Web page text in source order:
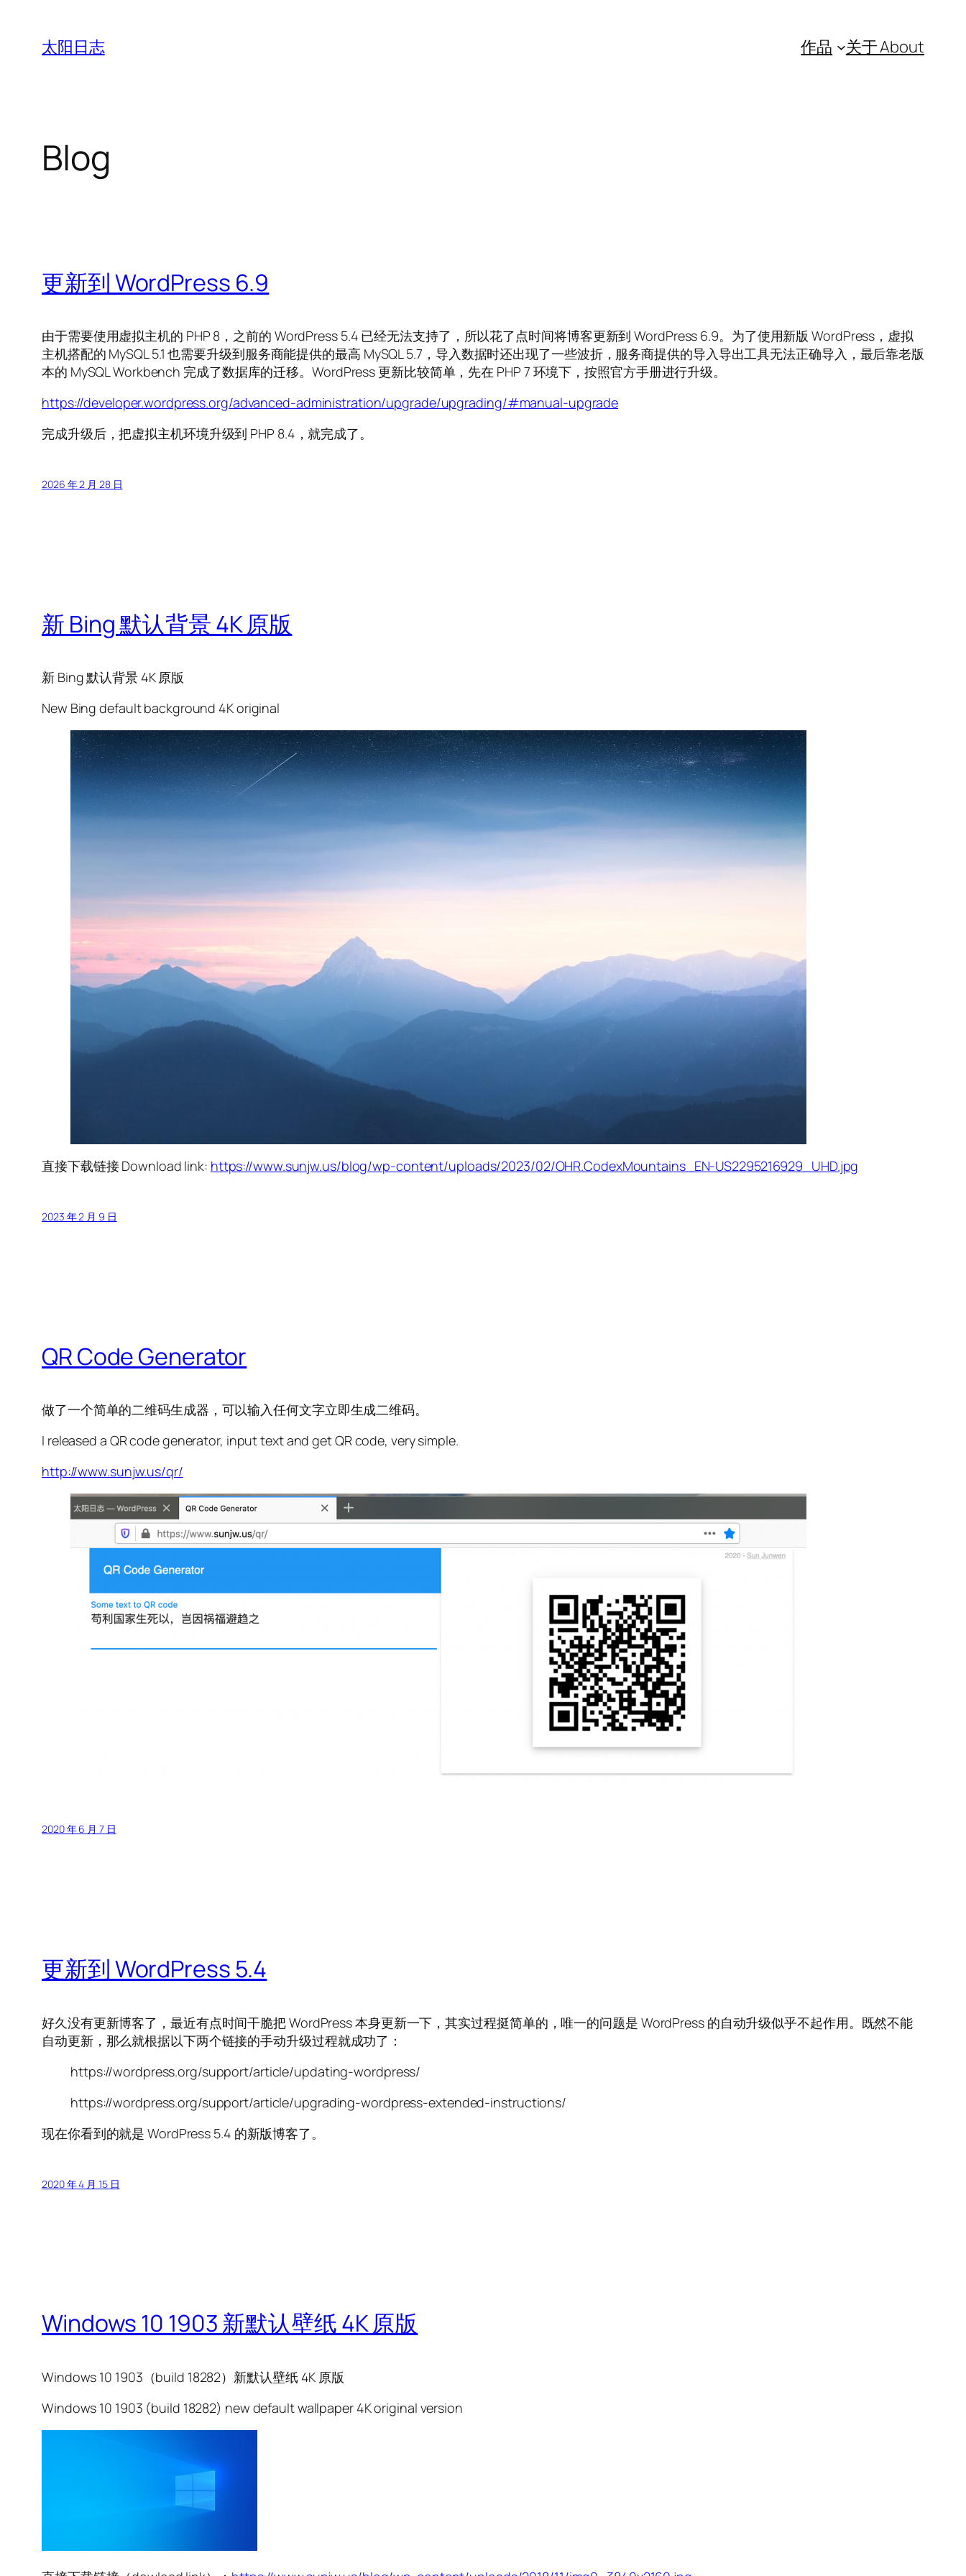
太阳日志 作品 关于 About
Blog
更新到 WordPress 6.9
由于需要使用虚拟主机的 PHP 8，之前的 WordPress 5.4 已经无法支持了，所以花了点时间将博客更新到 WordPress 6.9。为了使用新版 WordPress，虚拟
主机搭配的 MySQL 5.1 也需要升级到服务商能提供的最高 MySQL 5.7，导入数据时还出现了一些波折，服务商提供的导入导出工具无法正确导入，最后靠老版
本的 MySQL Workbench 完成了数据库的迁移。WordPress 更新比较简单，先在 PHP 7 环境下，按照官方手册进行升级。
https://developer.wordpress.org/advanced-administration/upgrade/upgrading/#manual-upgrade
完成升级后，把虚拟主机环境升级到 PHP 8.4，就完成了。
2026 年 2 月 28 日
新 Bing 默认背景 4K 原版
新 Bing 默认背景 4K 原版
New Bing default background 4K original
直接下载链接 Download link: https://www.sunjw.us/blog/wp-content/uploads/2023/02/OHR.CodexMountains_EN-US2295216929_UHD.jpg
2023 年 2 月 9 日
QR Code Generator
做了一个简单的二维码生成器，可以输入任何文字立即生成二维码。
I released a QR code generator, input text and get QR code, very simple.
http://www.sunjw.us/qr/
2020 年 6 月 7 日
更新到 WordPress 5.4
好久没有更新博客了，最近有点时间干脆把 WordPress 本身更新一下，其实过程挺简单的，唯一的问题是 WordPress 的自动升级似乎不起作用。既然不能
自动更新，那么就根据以下两个链接的手动升级过程就成功了：
https://wordpress.org/support/article/updating-wordpress/
https://wordpress.org/support/article/upgrading-wordpress-extended-instructions/
现在你看到的就是 WordPress 5.4 的新版博客了。
2020 年 4 月 15 日
Windows 10 1903 新默认壁纸 4K 原版
Windows 10 1903（build 18282）新默认壁纸 4K 原版
Windows 10 1903 (build 18282) new default wallpaper 4K original version